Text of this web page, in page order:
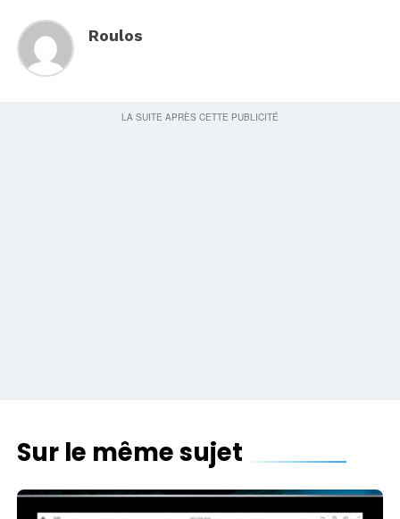
Roulos
Sur le même sujet